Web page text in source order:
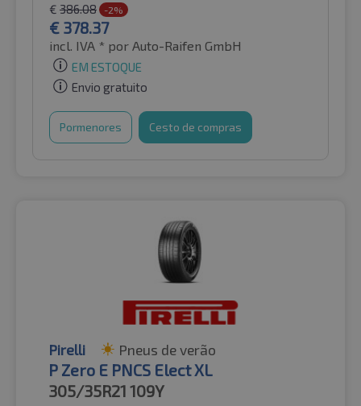
€ 386.08 -2%
€ 378.37
incl. IVA * por Auto-Raifen GmbH
EM ESTOQUE
Envio gratuito
Pormenores Cesto de compras
Pirelli Pneus de verão
P Zero E PNCS Elect XL
305/35R21 109Y